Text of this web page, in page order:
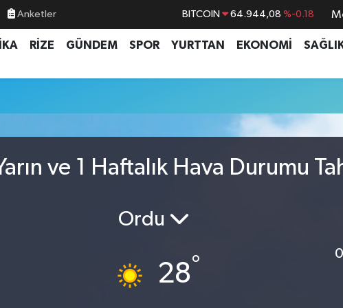
Anketler BITCOIN 64.944,08 %-0.18
DOLAR 47,7436 %0.18
GRAM ALTIN 6660.55 %0.03
BİST100 13.779 %-14
RİZE GÜNDEM SPOR YURTTAN EKONOMİ
ve 1 Haftalık Hava Durumu
Ordu
28°